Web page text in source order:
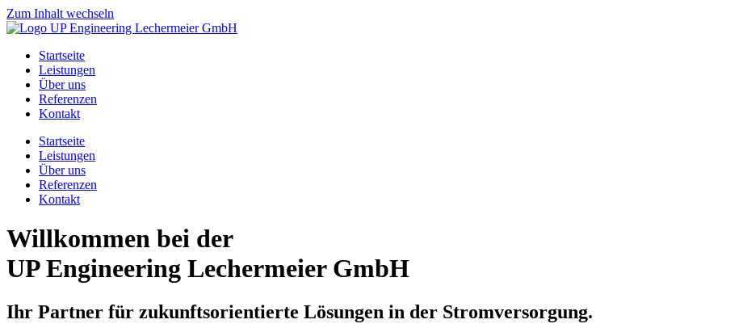
Zum Inhalt wechseln
Startseite
Leistungen
Über uns
Referenzen
Kontakt
Startseite
Leistungen
Über uns
Referenzen
Kontakt
Willkommen bei der
UP Engineering Lechermeier GmbH
Ihr Partner für zukunftsorientierte Lösungen in der Stromversorgung.